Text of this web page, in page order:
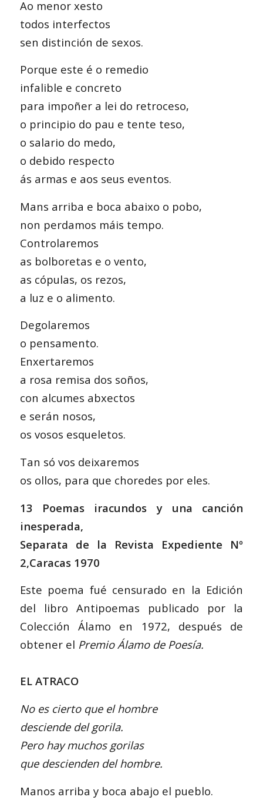
Ao menor xesto
todos interfectos
sen distinción de sexos.
Porque este é o remedio
infalible e concreto
para impoñer a lei do retroceso,
o principio do pau e tente teso,
o salario do medo,
o debido respecto
ás armas e aos seus eventos.
Mans arriba e boca abaixo o pobo,
non perdamos máis tempo.
Controlaremos
as bolboretas e o vento,
as cópulas, os rezos,
a luz e o alimento.
Degolaremos
o pensamento.
Enxertaremos
a rosa remisa dos soños,
con alcumes abxectos
e serán nosos,
os vosos esqueletos.
Tan só vos deixaremos
os ollos, para que choredes por eles.
13 Poemas iracundos y una canción
inesperada,
Separata de la Revista Expediente Nº
2,Caracas 1970
Este poema fué censurado en la Edición
del libro Antipoemas publicado por la
Colección Álamo en 1972, después de
obtener el Premio Álamo de Poesía.
EL ATRACO
No es cierto que el hombre
desciende del gorila.
Pero hay muchos gorilas
que descienden del hombre.
Manos arriba y boca abajo el pueblo.